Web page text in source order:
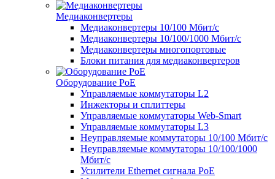
Медиаконвертеры
Медиаконвертеры 10/100 Мбит/с
Медиаконвертеры 10/100/1000 Мбит/c
Медиаконвертеры многопортовые
Блоки питания для медиаконвертеров
Оборудование PoE
Управляемые коммутаторы L2
Инжекторы и сплиттеры
Управляемые коммутаторы Web-Smart
Управляемые коммутаторы L3
Неуправляемые коммутаторы 10/100 Мбит/с
Неуправляемые коммутаторы 10/100/1000
Мбит/с
Усилители Ethernet сигнала PoE